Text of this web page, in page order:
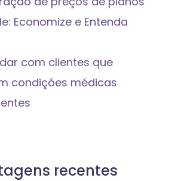
Economize e Entenda
com clientes que
condições médicas
recentes